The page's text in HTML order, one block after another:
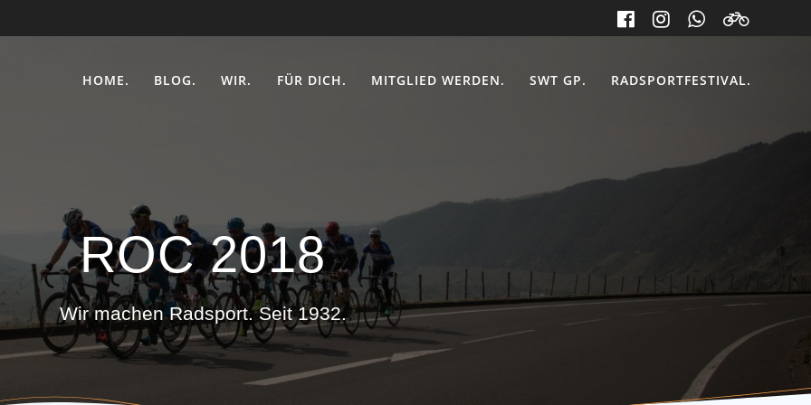
HOME. BLOG. WIR. FÜR DICH. MITGLIED WERDEN. SWT GP. RADSPORTFESTIVAL.
ROC 2018
Wir machen Radsport. Seit 1932.